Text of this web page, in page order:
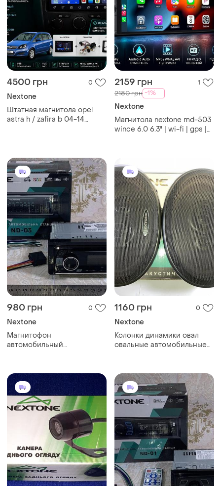
4500 грн 0
Nextone
Штатная магнитола opel
astra h / zafira b 04-14
2159 грн 1
2180 грн -1%
Nextone
Магнитола nextone md-503
wince 6.0 6.3" | wi-fi | gps |
980 грн 0
Nextone
Магнитофон
автомобильный
wma bluetooth мультиколор
ewaylink
1160 грн 0
Nextone
Колонки динамики овал
овальные автомобильные